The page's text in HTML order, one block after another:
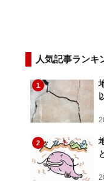
人気記事ランキ
1
2